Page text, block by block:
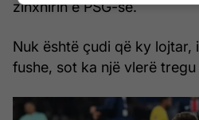
zinxhirin e PSG-së.
Nuk është çudi që ky lojtar,
fushe, sot ka një vlerë tregu